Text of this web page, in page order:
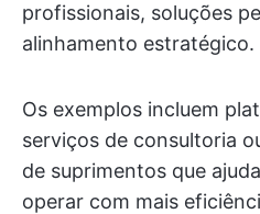
profissionais, soluções
alinhamento estratégico.
Os exemplos incluem
serviços de consultoria
de suprimentos que
operar com mais